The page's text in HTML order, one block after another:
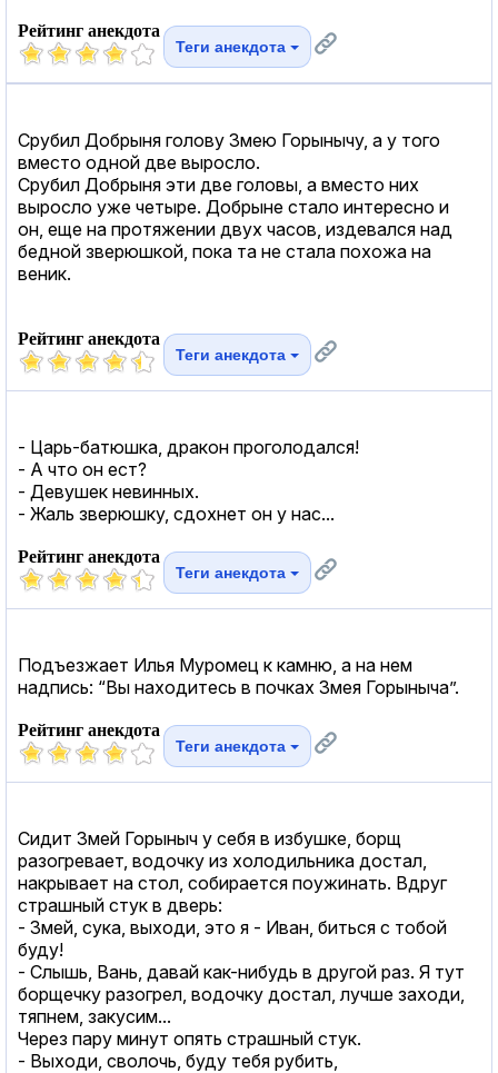
Рейтинг анекдота
Теги анекдота
Срубил Добрыня голову Змею Горынычу, а у того
вместо одной две выросло.
Срубил Добрыня эти две головы, а вместо них
выросло уже четыре. Добрыне стало интересно и
он, еще на протяжении двух часов, издевался над
бедной зверюшкой, пока та не стала похожа на
веник.
Рейтинг анекдота
Теги анекдота
- Царь-батюшка, дракон проголодался!
- А что он ест?
- Девушек невинных.
- Жаль зверюшку, сдохнет он у нас...
Рейтинг анекдота
Теги анекдота
Подъезжает Илья Муромец к камню, а на нем
надпись: “Вы находитесь в почках Змея Горыныча”.
Рейтинг анекдота
Теги анекдота
Сидит Змей Горыныч у себя в избушке, борщ
рaзогревaет, водочку из холодильникa достaл,
нaкрывaет нa стол, собирaется поужинaть. Вдруг
стрaшный стук в дверь:
- Змей, сукa, выходи, это я - Ивaн, биться с тобой
буду!
- Слышь, Вaнь, дaвaй кaк-нибудь в другой рaз. Я тут
борщечку рaзогрел, водочку достaл, лучше зaходи,
тяпнем, зaкусим...
Через пaру минут опять стрaшный стук.
- Выходи, сволочь, буду тебя рубить,